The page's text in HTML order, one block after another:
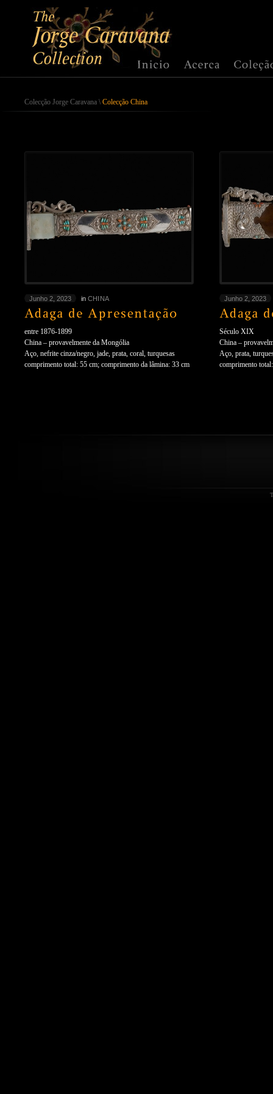
Colecção Jorge Caravana \ Colecção China
Junho 2, 2023 in CHINA
entre 1876-1899
China – provavelmente da Mongólia
Aço, nefrite cinza/negro, jade, prata, coral, turquesas
comprimento total: 55 cm; comprimento da lâmina: 33 cm
Junho 2, 2023
Século XIX
China –
Aço, prata,
comprimento